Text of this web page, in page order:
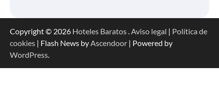
Copyright © 2026 Hoteles Baratos.Aviso legal | Política de
cookies | Flash News byAscendoor | Powered by
WordPress.